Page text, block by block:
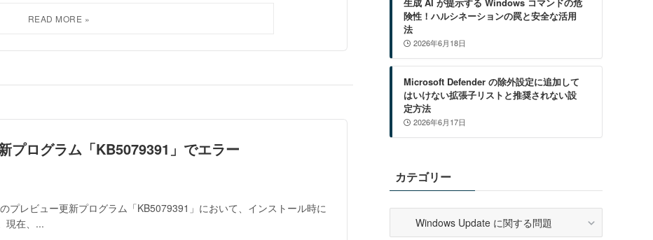
プログラム「KB5079391」でエラー
プレビュー更新プログラム「KB5079391」において、インストール時に
現在、...
険性！ハルシネーションの罠と安全な活用
法
2026年6月18日
Microsoft Defender の除外設定に追加して
はいけない拡張子リストと推奨されない設
定方法
2026年6月17日
カテゴリー